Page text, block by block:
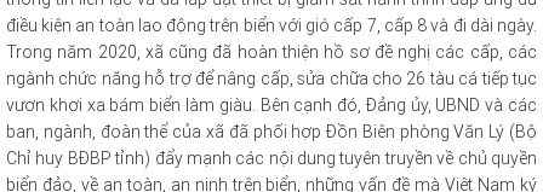
điều kiện an toàn lao động trên biển với gió cấp 7, cấp 8 và đi dài ngày.
Trong năm 2020, xã cũng đã hoàn thiện hồ sơ đề nghị các cấp, các
ngành chức năng hỗ trợ để nâng cấp, sửa chữa cho 26 tàu cá tiếp tục
vươn khơi xa bám biển làm giàu. Bên cạnh đó, Đảng ủy, UBND và các
ban, ngành, đoàn thể của xã đã phối hợp Đồn Biên phòng Văn Lý (Bộ
Chỉ huy BĐBP tỉnh) đẩy mạnh các nội dung tuyên truyền về chủ quyền
biển đảo, về an toàn, an ninh trên biển, những vấn đề mà Việt Nam ký